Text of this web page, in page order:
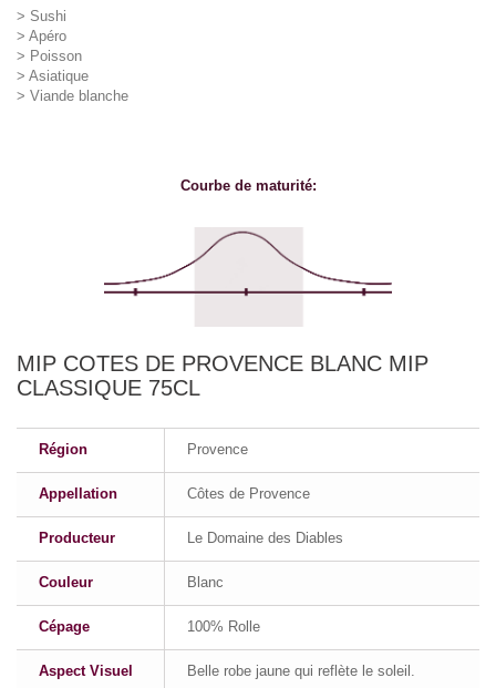
> Sushi
> Apéro
> Poisson
> Asiatique
> Viande blanche
Courbe de maturité:
MIP COTES DE PROVENCE BLANC MIP
CLASSIQUE 75CL
Région Provence
Appellation Côtes de Provence
Producteur Le Domaine des Diables
Couleur Blanc
Cépage 100% Rolle
Aspect Visuel Belle robe jaune qui reflète le soleil.